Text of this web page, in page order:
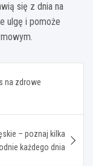
się z dnia na
ulgę i pomoże
na zdrowe
– poznaj kilka
każdego dnia